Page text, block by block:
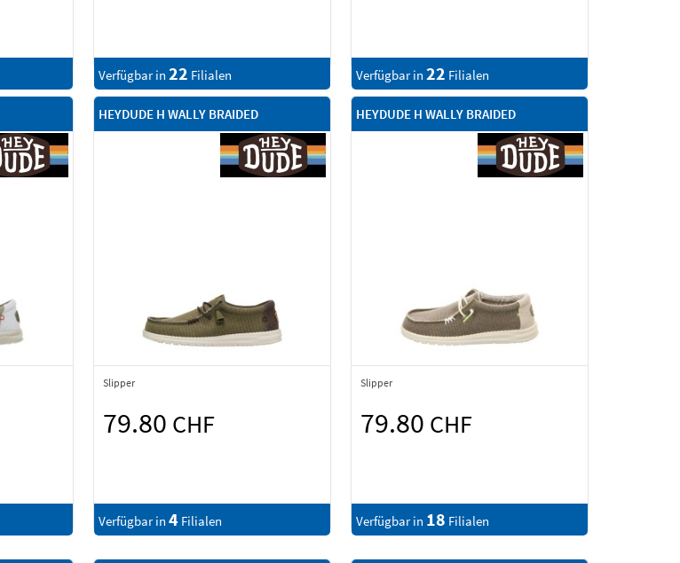
Verfügbar in 22 Filialen Verfügbar in 22 Filialen
HEYDUDE H WALLY BRAIDED
Slipper
79.80 CHF
Verfügbar in 4 Filialen
HEYDUDE H WALLY BRAIDED
Slipper
79.80 CHF
Verfügbar in 18 Filialen